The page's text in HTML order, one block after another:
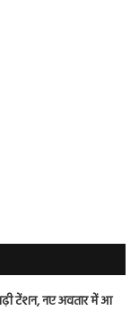
टेंशन, नए अवतार में आ